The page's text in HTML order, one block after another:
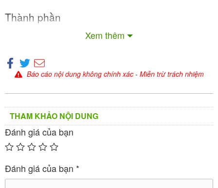
Xem thêm
Thành phần
Mỗi ống dung dịch uống A.T Calmax 500 (10ml)
Calci lactat pentahydrat: 500mg
Calci lactat pentahydrat là một dạng muối canxi dễ
hòa tan, giúp cơ thể hấp thu canxi hiệu quả hơn so
với một số dạng khác. Thành phần này được nghiên
cứu và kiểm định kỹ lưỡng để đảm bảo an toàn và
hiệu quả khi sử dụng.
Báo cáo nội dung không chính xác- Miễn trừ trách nhiệm
THAM KHẢO NỘI DUNG
Đánh giá của bạn
Đánh giá của bạn *